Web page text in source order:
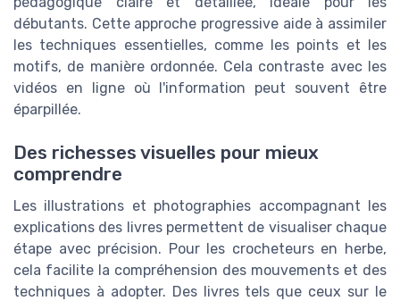
débutants. Cette approche progressive aide à assimiler
les techniques essentielles, comme les points et les
motifs, de manière ordonnée. Cela contraste avec les
vidéos en ligne où l'information peut souvent être
éparpillée.
Des richesses visuelles pour mieux
comprendre
Les illustrations et photographies accompagnant les
explications des livres permettent de visualiser chaque
étape avec précision. Pour les crocheteurs en herbe,
cela facilite la compréhension des mouvements et des
techniques à adopter. Des livres tels que ceux sur le